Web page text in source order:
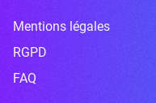
Mentions légales
RGPD
FAQ